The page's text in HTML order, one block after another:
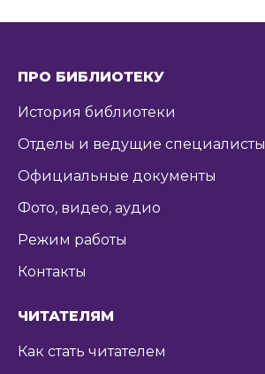
ПРО БИБЛИОТЕКУ
История библиотеки
Отделы и ведущие специалисты
Официальные документы
Фото, видео, аудио
Режим работы
Контакты
ЧИТАТЕЛЯМ
Как стать читателем